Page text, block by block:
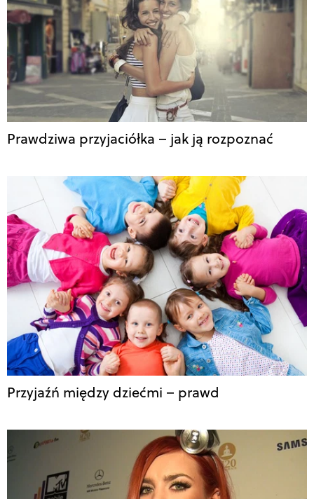
Prawdziwa przyjaciółka – jak ją rozpoznać
Przyjaźń między dziećmi – prawd